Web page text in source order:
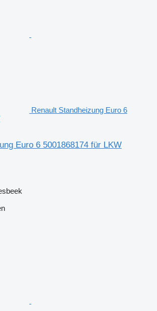
Renault Standheizung Euro 6
Euro 6 5001868174 für LKW